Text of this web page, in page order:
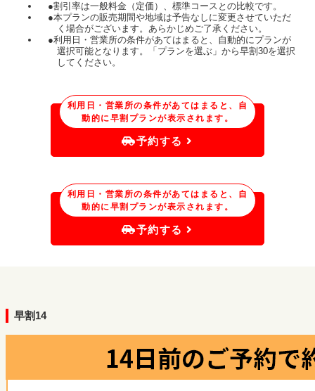
●割引率は一般料金（定価）、標準コースとの比較です。
●本プランの販売期間や地域は予告なしに変更させていただ
く場合がございます。あらかじめご了承ください。
●利用日・営業所の条件があてはまると、自動的にプランが
選択可能となります。「プランを選ぶ」から早割30を選択
してください。
利用日・営業所の条件があてはまると、自
動的に早割プランが表示されます。
予約する
利用日・営業所の条件があてはまると、自
動的に早割プランが表示されます。
予約する
早割14